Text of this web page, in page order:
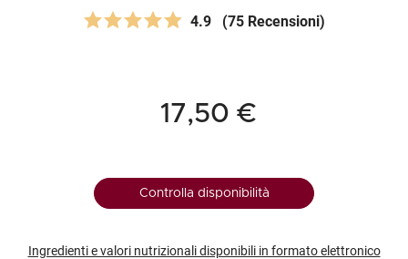
4.9 (75 Recensioni)
17,50 €
Controlla disponibilità
Ingredienti e valori nutrizionali disponibili in formato elettronico